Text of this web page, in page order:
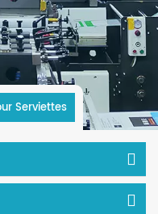
Serviettes